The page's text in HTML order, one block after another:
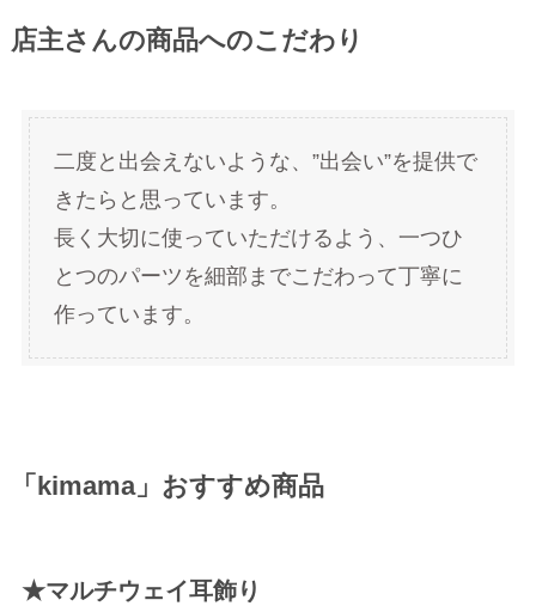
店主さんの商品へのこだわり
二度と出会えないような、”出会い”を提供で
きたらと思っています。
長く大切に使っていただけるよう、一つひ
とつのパーツを細部までこだわって丁寧に
作っています。
「kimama」おすすめ商品
★マルチウェイ耳飾り